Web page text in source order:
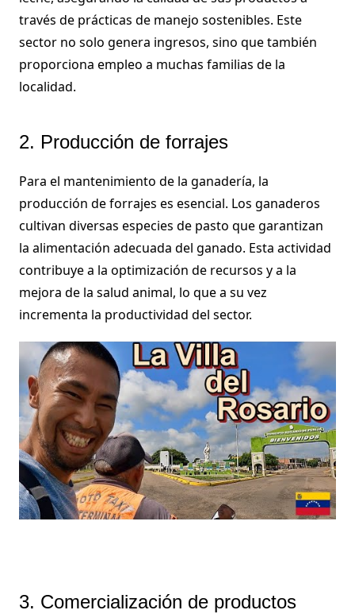
través de prácticas de manejo sostenibles. Este
sector no solo genera ingresos, sino que también
proporciona empleo a muchas familias de la
localidad.
2. Producción de forrajes
Para el mantenimiento de la ganadería, la
producción de forrajes es esencial. Los ganaderos
cultivan diversas especies de pasto que garantizan
la alimentación adecuada del ganado. Esta actividad
contribuye a la optimización de recursos y a la
mejora de la salud animal, lo que a su vez
incrementa la productividad del sector.
3. Comercialización de productos